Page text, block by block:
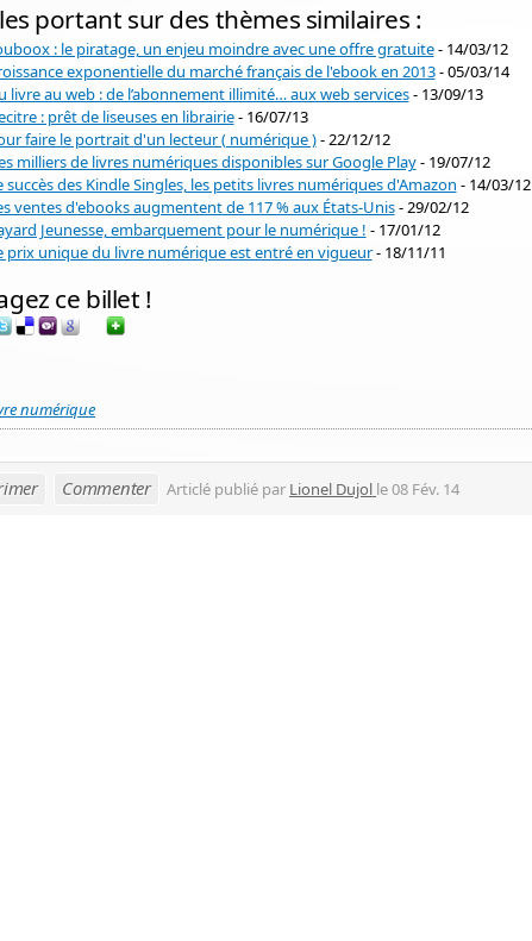
portant sur des thèmes similaires :
: le piratage, un enjeu moindre avec une offre gratuite- 14/03/12
exponentielle du marché français de l'ebook en 2013- 05/03/14
livre au web : de l’abonnement illimité… aux web services- 13/09/13
: prêt de liseuses en librairie- 16/07/13
faire le portrait d'un lecteur ( numérique )- 22/12/12
milliers de livres numériques disponibles sur Google Play- 19/07/12
succès des Kindle Singles, les petits livres numériques d'Amazon - 14/03/12
ventes d'ebooks augmentent de 117 % aux États-Unis- 29/02/12
Jeunesse, embarquement pour le numérique ! - 17/01/12
prix unique du livre numérique est entré en vigueur- 18/11/11
ce billet !
numérique
Commenter Articlé publié par Lionel Dujol le 08 Fév. 14